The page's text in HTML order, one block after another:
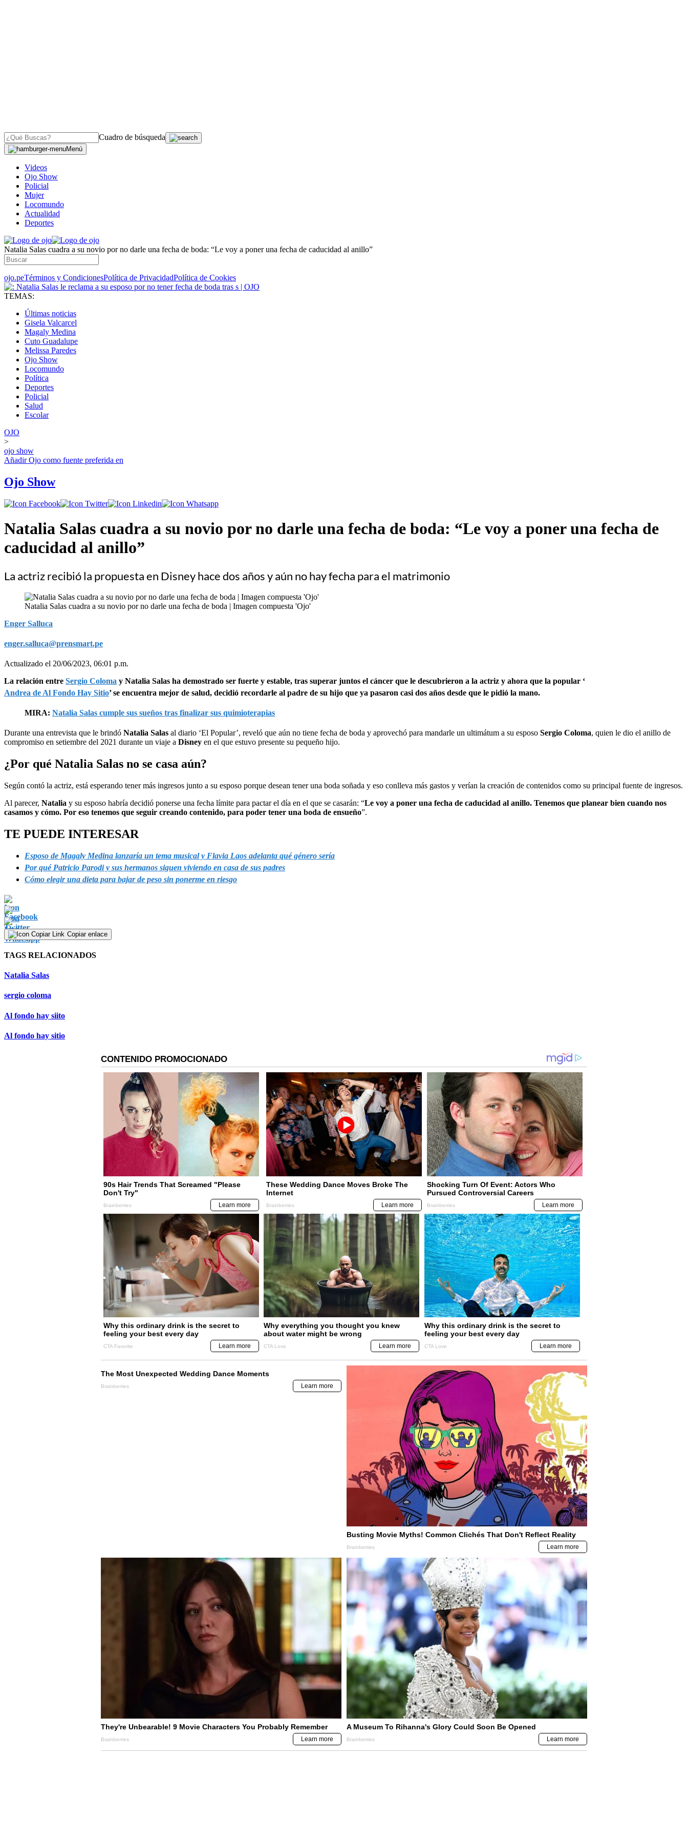
Cuadro de búsqueda
Menú
Videos
Ojo Show
Policial
Mujer
Locomundo
Actualidad
Deportes
Natalia Salas cuadra a su novio por no darle una fecha de boda: “Le voy a poner una fecha de caducidad al anillo”
ojo.peTérminos y CondicionesPolítica de PrivacidadPolítica de Cookies
TEMAS:
Últimas noticias
Gisela Valcarcel
Magaly Medina
Cuto Guadalupe
Melissa Paredes
Ojo Show
Locomundo
Política
Deportes
Policial
Salud
Escolar
OJO
>
ojo show
AñadirOjo como fuente preferida en
Ojo Show
Natalia Salas cuadra a su novio por no darle una fecha de boda: “Le voy a poner una fecha de
caducidad al anillo”
La actriz recibió la propuesta en Disney hace dos años y aún no hay fecha para el matrimonio
Natalia Salas cuadra a su novio por no darle una fecha de boda | Imagen compuesta 'Ojo'
Enger Salluca
enger.salluca@prensmart.pe
Actualizado el 20/06/2023, 06:01 p.m.
La relación entre Sergio Coloma y Natalia Salas ha demostrado ser fuerte y estable, tras superar juntos el cáncer que le descubrieron a la actriz y ahora que la popular ‘
Andrea de Al Fondo Hay Sitio’ se encuentra mejor de salud, decidió recordarle al padre de su hijo que ya pasaron casi dos años desde que le pidió la mano.
MIRA: Natalia Salas cumple sus sueños tras finalizar sus quimioterapias
Durante una entrevista que le brindó Natalia Salas al diario ‘El Popular’, reveló que aún no tiene fecha de boda y aprovechó para mandarle un ultimátum a su esposo Sergio Coloma, quien le dio el anillo de
compromiso en setiembre del 2021 durante un viaje a Disney en el que estuvo presente su pequeño hijo.
¿Por qué Natalia Salas no se casa aún?
Según contó la actriz, está esperando tener más ingresos junto a su esposo porque desean tener una boda soñada y eso conlleva más gastos y verían la creación de contenidos como su principal fuente de ingresos.
Al parecer, Natalia y su esposo habría decidió ponerse una fecha límite para pactar el día en el que se casarán: “Le voy a poner una fecha de caducidad al anillo. Tenemos que planear bien cuando nos
casamos y cómo. Por eso tenemos que seguir creando contenido, para poder tener una boda de ensueño”.
TE PUEDE INTERESAR
Esposo de Magaly Medina lanzaría un tema musical y Flavia Laos adelanta qué género sería
Por qué Patricio Parodi y sus hermanos siguen viviendo en casa de sus padres
Cómo elegir una dieta para bajar de peso sin ponerme en riesgo
Copiar enlace
TAGS RELACIONADOS
Natalia Salas
sergio coloma
Al fondo hay siito
Al fondo hay sitio